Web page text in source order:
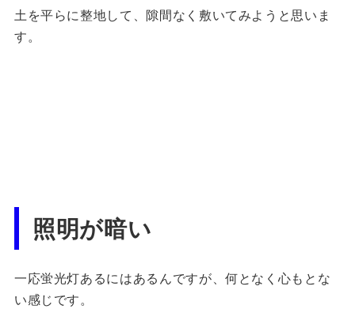
土を平らに整地して、隙間なく敷いてみようと思いま
す。
照明が暗い
一応蛍光灯あるにはあるんですが、何となく心もとな
い感じです。